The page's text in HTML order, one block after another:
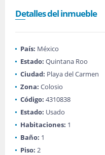
Detalles del inmueble
País: México
Estado: Quintana Roo
Ciudad: Playa del Carmen
Zona: Colosio
Código: 4310838
Estado: Usado
Habitaciones: 1
Baño: 1
Piso: 2